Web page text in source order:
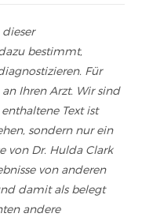
bestimmt,
Für
Ihren Arzt. Wir sind
Text ist
sondern nur ein
von Dr. Hulda Clark
von anderen
damit als belegt
andere